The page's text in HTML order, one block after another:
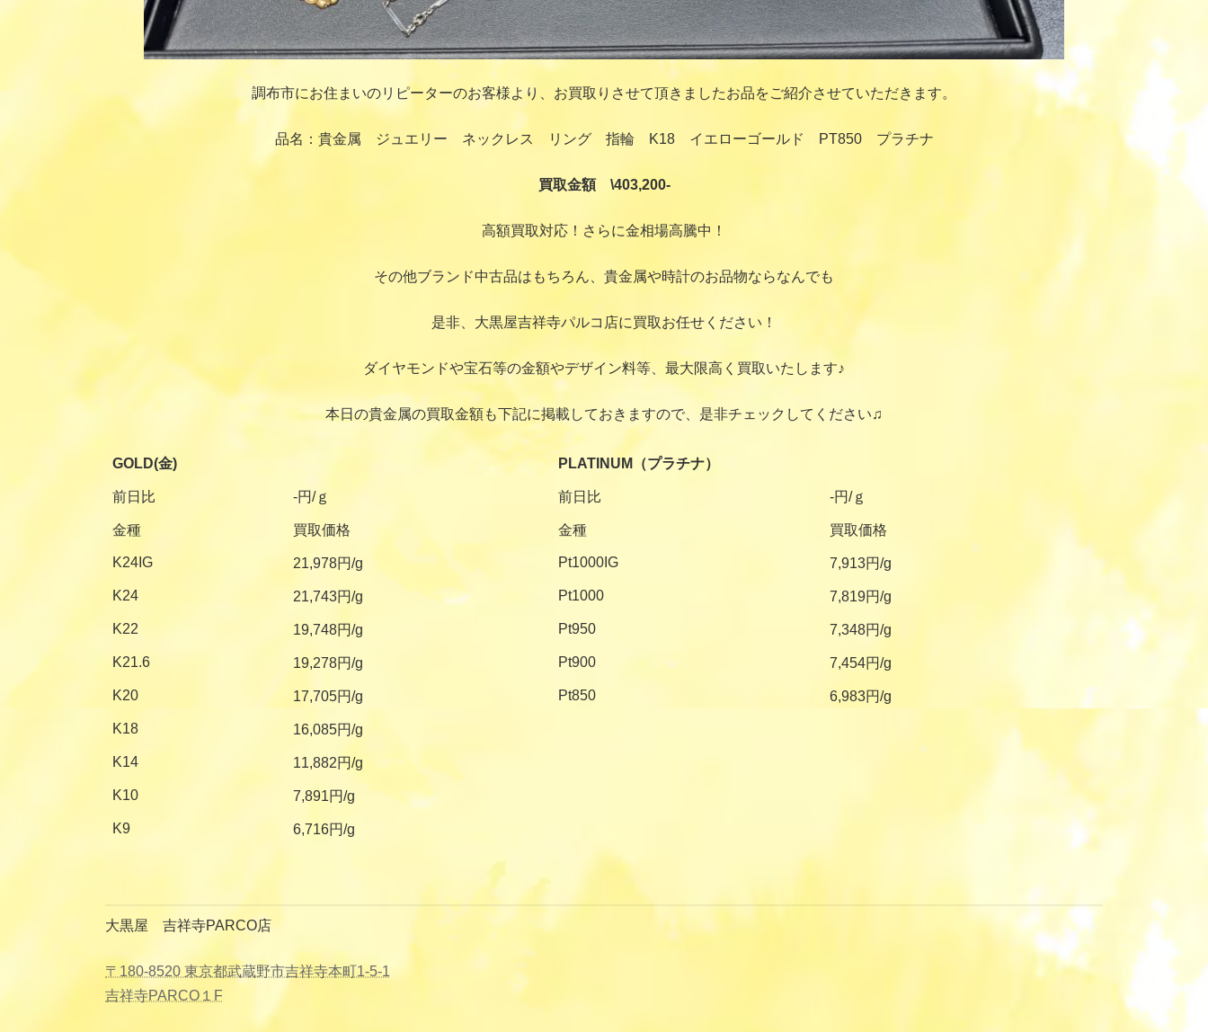
調布市にお住まいのリピーターのお客様より、お買取りさせて頂きましたお品をご紹介させていただきます。
品名：貴金属 ジュエリー ネックレス リング 指輪 K18 イエローゴールド PT850 プラチナ
買取金額 \403,200-
高額買取対応！さらに金相場高騰中！
その他ブランド中古品はもちろん、貴金属や時計のお品物ならなんでも
是非、大黒屋吉祥寺パルコ店に買取お任せください！
ダイヤモンドや宝石等の金額やデザイン料等、最大限高く買取いたします♪
本日の貴金属の買取金額も下記に掲載しておきますので、是非チェックしてください♫
GOLD(金) PLATINUM（プラチナ）
前日比 -円/ｇ 前日比 -円/ｇ
金種 買取価格 金種 買取価格
K24IG 21,978円/g Pt1000IG 7,913円/g
K24 21,743円/g Pt1000 7,819円/g
K22 19,748円/g Pt950 7,348円/g
K21.6 19,278円/g Pt900 7,454円/g
K20 17,705円/g Pt850 6,983円/g
K18 16,085円/g
K14 11,882円/g
K10 7,891円/g
K9 6,716円/g
大黒屋 吉祥寺PARCO店
〒180-8520 東京都武蔵野市吉祥寺本町1-5-1
吉祥寺PARCO１F